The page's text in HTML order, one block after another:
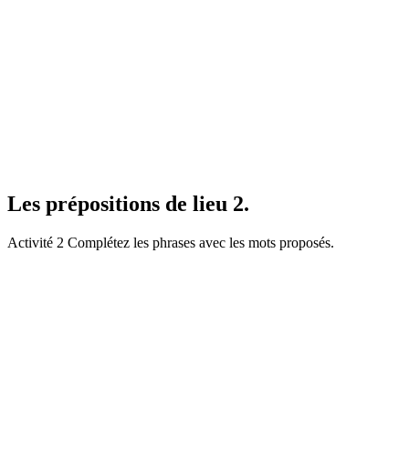
Les prépositions de lieu 2.
Activité 2 Complétez les phrases avec les mots proposés.